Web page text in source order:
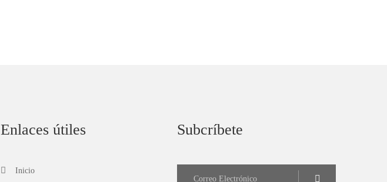
Enlaces útiles
Inicio
Subcríbete